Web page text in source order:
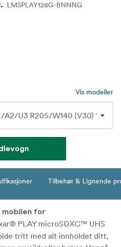
LMSPLAY128G-BNNNG
Vis modeller
Tilbehør & Lignende
mobilen for
PLAY microSDXC™ UHS
tritt med alt innholdet ditt,